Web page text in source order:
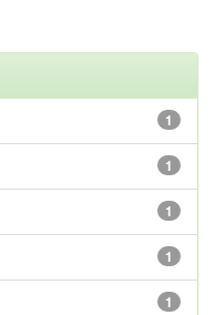
1
1
1
1
1